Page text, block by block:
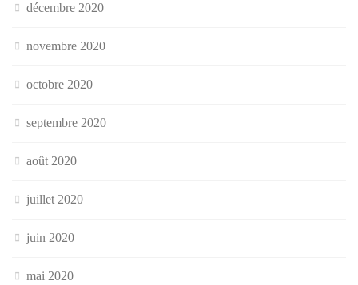
décembre 2020
novembre 2020
octobre 2020
septembre 2020
août 2020
juillet 2020
juin 2020
mai 2020